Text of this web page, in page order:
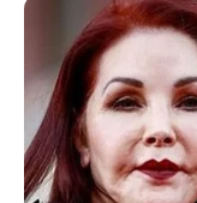
Film
Negeri Para Ketua